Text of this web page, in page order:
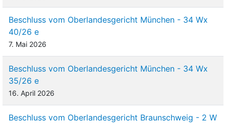
Beschluss vom Oberlandesgericht München - 34 Wx
40/26 e
7. Mai 2026
Beschluss vom Oberlandesgericht München - 34 Wx
35/26 e
16. April 2026
Beschluss vom Oberlandesgericht Braunschweig - 2 W